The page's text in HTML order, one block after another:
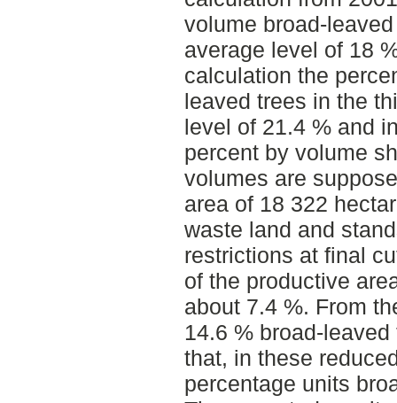
volume broad-
average level of 18
calculation the
leaved trees in the
level of 21.4 % and
percent by volume
volumes are
area of 18 322
waste land and
restrictions at final
of the productive
about 7.4 %. From
14.6 % broad-
that, in these
percentage units